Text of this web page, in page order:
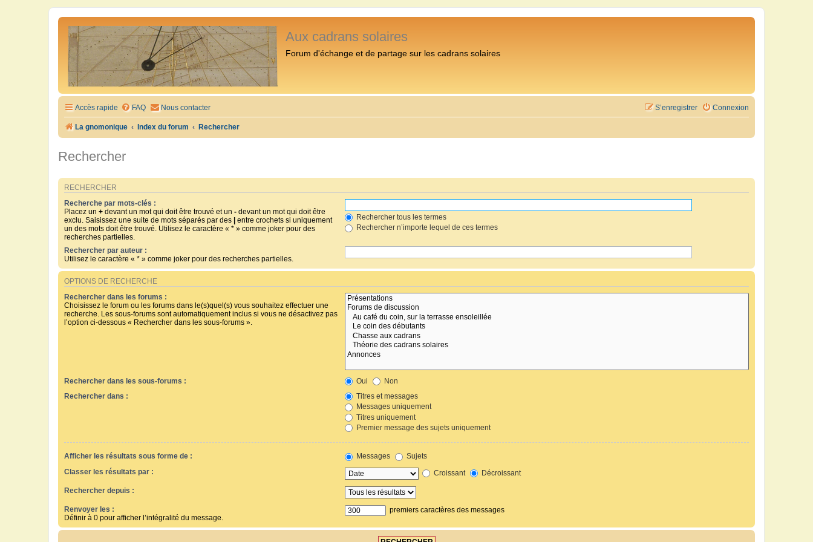
Aux cadrans solaires
Forum d'échange et de partage sur les cadrans solaires
Accès rapide FAQ Nous contacter Connexion
S’enregistrer
La gnomonique Index du forum Rechercher
Rechercher
RECHERCHER
Recherche par mots-clés :
Placez un + devant un mot qui doit être trouvé et un - devant un mot qui doit être
exclu. Saisissez une suite de mots séparés par des
entre crochets si uniquement
un des mots doit être trouvé. Utilisez le caractère « * » comme joker pour des
recherches partielles.
Rechercher tous les termes
Rechercher n’importe lequel de ces termes
Rechercher par auteur :
Utilisez le caractère « * » comme joker pour des recherches partielles.
OPTIONS DE RECHERCHE
Rechercher dans les forums :
Choisissez le forum ou les forums dans le(s)quel(s) vous souhaitez effectuer une
recherche. Les sous-forums sont automatiquement inclus si vous ne désactivez pas
l’option ci-dessous « Rechercher dans les sous-forums ».
Rechercher dans les sous-forums : Oui
Non
Rechercher dans :
Titres et messages
Messages uniquement
Titres uniquement
Premier message des sujets uniquement
Afficher les résultats sous forme de : Messages
Sujets
Classer les résultats par :
Croissant Décroissant
Rechercher depuis :
Renvoyer les :
Définir à 0 pour afficher l’intégralité du message.
premiers caractères des messages